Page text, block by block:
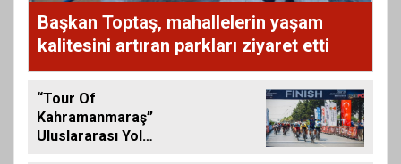
Başkan Toptaş, mahallelerin yaşam
kalitesini artıran parkları ziyaret etti
“Tour Of
Kahramanmaraş”
Uluslararası Yol